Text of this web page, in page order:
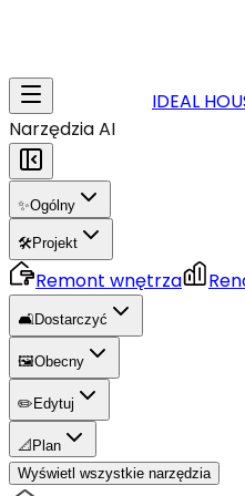
IDEAL
Narzędzia AI
✨Ogólny
🛠️Projekt
Remont wnętrza
🛋️Dostarczyć
🖼️Obecny
✏️ Edytuj
📐 Plan
Wyświetl wszystkie narzędzia